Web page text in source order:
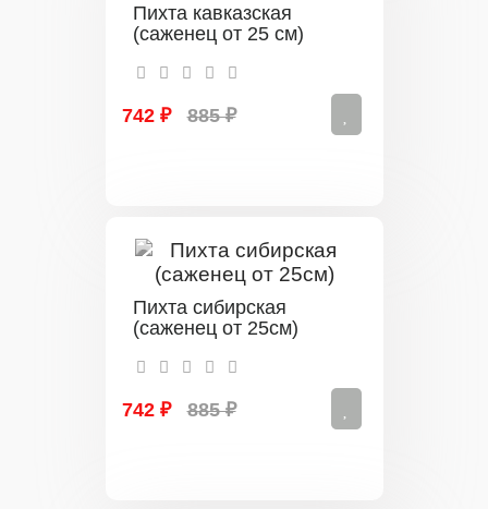
Пихта кавказская
(саженец от 25 см)
742 ₽ 885 ₽
Пихта сибирская
(саженец от 25см)
742 ₽ 885 ₽